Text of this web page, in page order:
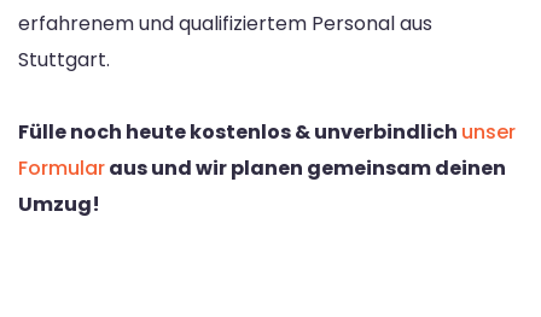
erfahrenem und qualifiziertem Personal aus
Stuttgart.
Fülle noch heute kostenlos & unverbindlich unser
Formularaus und wir planen gemeinsam deinen
Umzug!